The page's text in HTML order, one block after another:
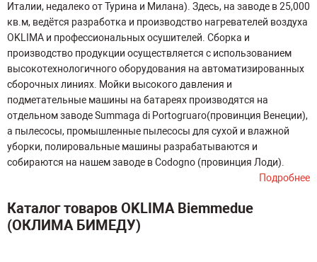
Италии, недалеко от Турина и Милана). Здесь, на заводе в 25,000
кв.м, ведётся разработка и производство нагревателей воздуха
OKLIMA и профессиональных осушителей. Сборка и
производство продукции осуществляется с использованием
высокотехнологичного оборудования на автоматизированных
сборочных линиях. Мойки высокого давления и
подметательные машины на батареях производятся на
отдельном заводе Summaga di Portogruaro(провинция Венеции),
а пылесосы, промышленные пылесосы для сухой и влажной
уборки, полировальные машины разрабатываются и
собираются на нашем заводе в Codogno (провинция Лоди).
Подробнее
Каталог товаров OKLIMA Biemmedue
(ОКЛИМА БИМЕДУ)